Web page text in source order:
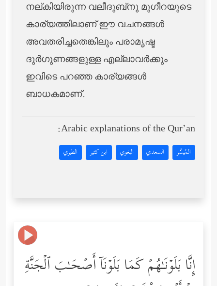
നല്കിയിരുന്ന വലീദുബ്‌നു മുഗീറയുടെ
കാര്യത്തിലാണ് ഈ വചനങ്ങള്‍
അവതരിച്ചതെങ്കിലും പരാമൃഷ്ട
ദുര്‍ഗുണങ്ങളുള്ള എല്ലാവര്‍ക്കും
ഇവിടെ പറഞ്ഞ കാര്യങ്ങള്‍
ബാധകമാണ്.
Arabic explanations of the Qur’an:
المُيسَّر السعدي البغوي ابن كثير الطبري
إِنَّا بَلَوۡنَـٰهُمۡ كَمَا بَلَوۡنَاۤ أَصۡحَـٰبَ ٱلۡجَنَّةِ